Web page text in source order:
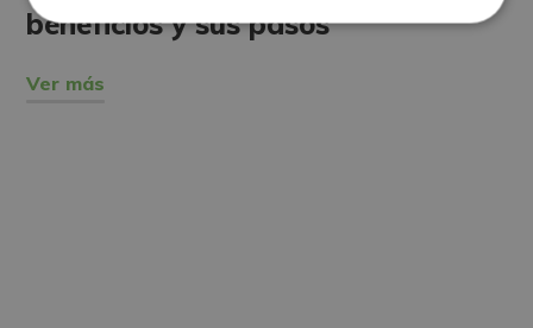
beneficios y sus pasos
Ver más